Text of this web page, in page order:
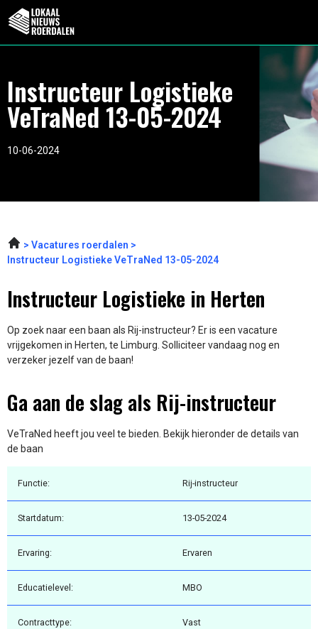
Instructeur Logistieke
VeTraNed 13-05-2024
10-06-2024
Vacatures roerdalen
Instructeur Logistieke VeTraNed 13-05-2024
Instructeur Logistieke in Herten
Op zoek naar een baan als Rij-instructeur? Er is een vacature
vrijgekomen in Herten, te Limburg. Solliciteer vandaag nog en
verzeker jezelf van de baan!
Ga aan de slag als Rij-instructeur
VeTraNed heeft jou veel te bieden. Bekijk hieronder de details van
de baan
Functie: Rij-instructeur
Startdatum: 13-05-2024
Ervaring: Ervaren
Educatielevel: MBO
Contracttype: Vast